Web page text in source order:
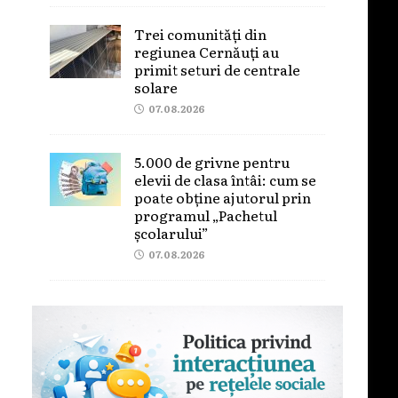
Trei comunități din
regiunea Cernăuți au
primit seturi de centrale
solare
07.08.2026
5.000 de grivne pentru
elevii de clasa întâi: cum se
poate obține ajutorul prin
programul „Pachetul
școlarului”
07.08.2026